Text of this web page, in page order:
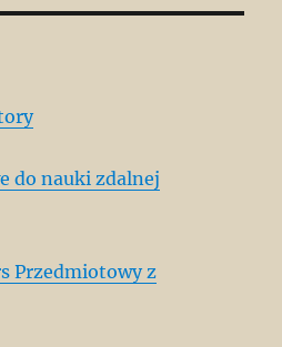
do nauki zdalnej
Przedmiotowy z